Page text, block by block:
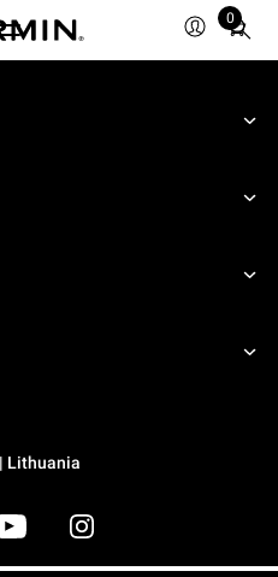
0
Total
items
cart:
Lithuania